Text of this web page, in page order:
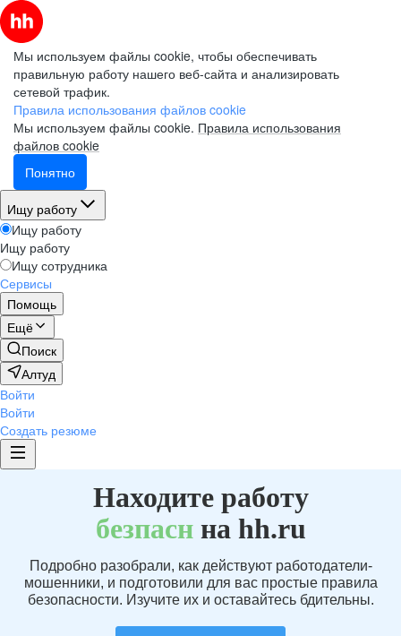
Мы используем файлы cookie, чтобы обеспечивать
правильную работу нашего веб-сайта и анализировать
сетевой трафик.
Правила использования файлов cookie
Мы используем файлы cookie. Правила использования
файлов cookie
Понятно
Ищу работу
Ищу работу
Ищу работу
Ищу сотрудника
Сервисы
Помощь
Ещё
Поиск
Алтуд
Войти
Войти
Создать резюме
Находите работу
безпаснна hh.ru
Подробно разобрали, как действуют работодатели-
мошенники, и подготовили для вас простые правила
безопасности. Изучите их и оставайтесь бдительны.